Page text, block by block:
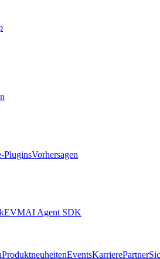
PluginsVorhersagen
AI Agent SDK
ProduktneuheitenEventsKarrierePartner